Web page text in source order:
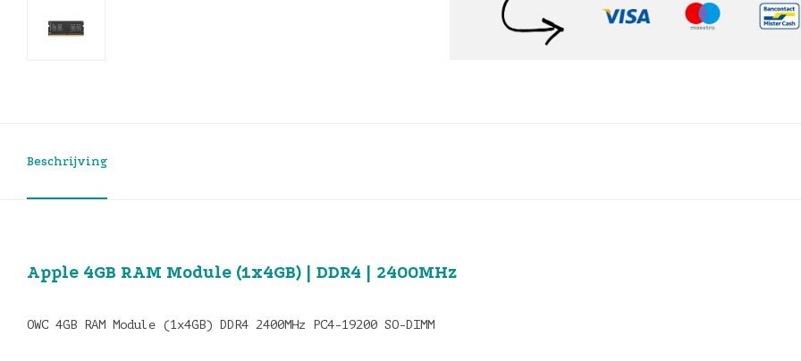
Beschrijving
Apple 4GB RAM Module (1x4GB) | DDR4 | 2400MHz
OWC 4GB RAM Module (1x4GB) DDR4 2400MHz PC4-19200 SO-DIMM